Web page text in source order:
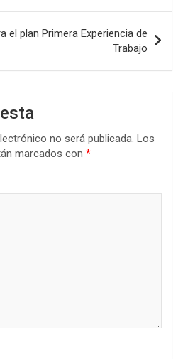
tir
el plan Primera Experiencia de
Trabajo
no será publicada. Los
marcados con *